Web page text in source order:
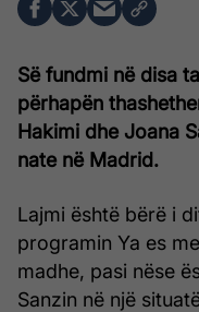
Së fundmi në disa
përhapën
Hakimi dhe Joana
nate në Madrid.
Lajmi është bërë i
programin Ya es
madhe, pasi nëse
Sanzin në një